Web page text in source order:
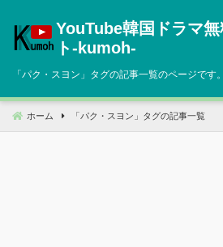
へ
動
YouTube韓国ドラマ
ト‐kumoh‐
「パク・スヨン 」タグの記事一覧のページです。
ホーム 「 パク・スヨン 」タグの記事一覧